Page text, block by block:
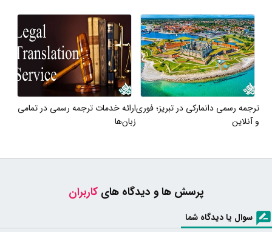
ترجمه رسمی دانمارکی در تبریز؛ فوری
و آنلاین
ارائه خدمات ترجمه رسمی در تمامی
زبان‌ها
پرسش ها و دیدگاه هایکاربران
سوال یا دیدگاه شما